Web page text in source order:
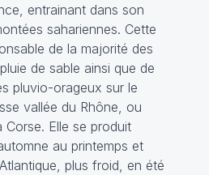
entrainant dans son
sahariennes. Cette
de la majorité des
de sable ainsi que de
pluvio-orageux sur le
vallée du Rhône, ou
Elle se produit
au printemps et
plus froid, en été